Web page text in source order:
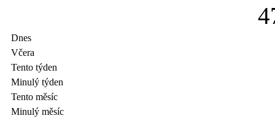
4
Dnes
Včera
Tento týden
Minulý týden
Tento měsíc
Minulý měsíc